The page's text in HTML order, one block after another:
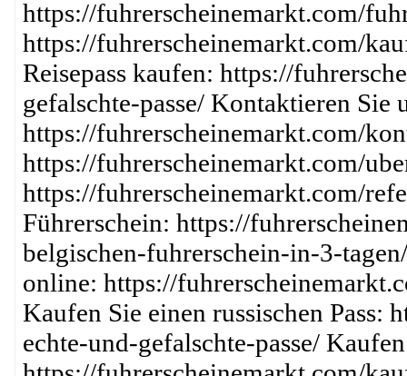
https://fuhrerscheinemarkt.com/
https://fuhrerscheinemarkt.com/
Reisepass kaufen: https://
gefalschte-passe/ Kontaktieren Sie
https://fuhrerscheinemarkt.com/
https://fuhrerscheinemarkt.com/
https://fuhrerscheinemarkt.com/
Führerschein: https://
belgischen-fuhrerschein-in-3-
online: https://
Kaufen Sie einen russischen Pass:
echte-und-gefalschte-passe/